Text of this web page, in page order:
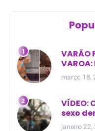
VARÃO
março 18,
sexo
cima
janeiro 22,